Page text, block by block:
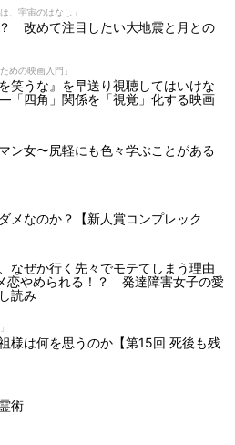
、宇宙のはなし」
改めて注目したい大地震と月との
めの映画入門」
笑うな』を早送り視聴してはいけな
四角」関係を「視覚」化する映画
ン女〜尻軽にも色々学ぶことがある
メなのか？【新人賞コンプレック
なぜか行く先々でモテてしまう理由
恋やめられる！？ 発達障害女子の愛
読み
様は何を思うのか【第15回 死後も残
術